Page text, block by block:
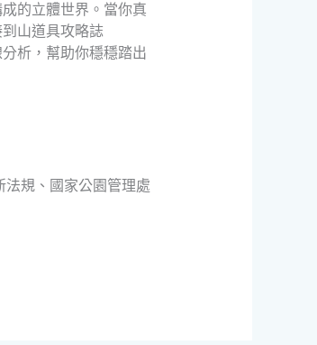
的立體世界。當你真
山道具攻略誌
析，幫助你穩穩踏出
規、國家公園管理處